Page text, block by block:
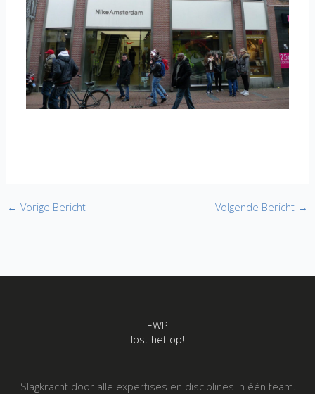
← Vorige Bericht Volgende Bericht →
EWP
lost het op!
Slagkracht door alle expertises en disciplines in één team.